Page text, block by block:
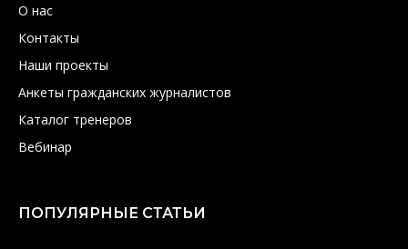
О нас
Контакты
Наши проекты
Анкеты гражданских журналистов
Каталог тренеров
Вебинар
ПОПУЛЯРНЫЕ СТАТЬИ